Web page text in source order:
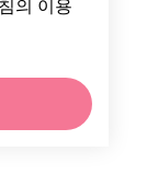
의 이용